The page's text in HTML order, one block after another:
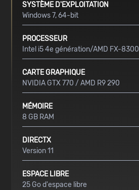
SYSTÈME D'EXPLOITATION
Windows 7, 64-bit
PROCESSEUR
Intel i5 4e génération/AMD FX-8300
CARTE GRAPHIQUE
NVIDIA GTX 770 / AMD R9 290
MÉMOIRE
8 GB RAM
DIRECTX
Version 11
ESPACE LIBRE
25 Go d'espace libre